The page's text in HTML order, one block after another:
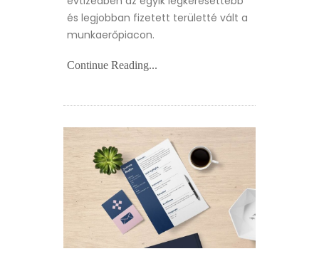
és legjobban fizetett területté vált a
munkaerőpiacon.
Continue Reading...